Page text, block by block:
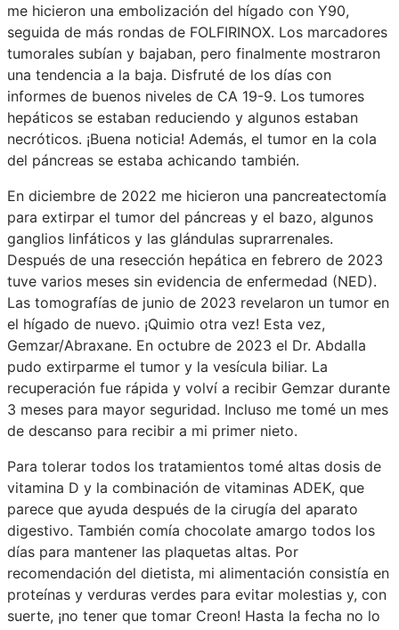
me hicieron una embolización del hígado con Y90,
seguida de más rondas de FOLFIRINOX. Los marcadores
tumorales subían y bajaban, pero finalmente mostraron
una tendencia a la baja. Disfruté de los días con
informes de buenos niveles de CA 19-9. Los tumores
hepáticos se estaban reduciendo y algunos estaban
necróticos. ¡Buena noticia! Además, el tumor en la cola
del páncreas se estaba achicando también.
En diciembre de 2022 me hicieron una pancreatectomía
para extirpar el tumor del páncreas y el bazo, algunos
ganglios linfáticos y las glándulas suprarrenales.
Después de una resección hepática en febrero de 2023
tuve varios meses sin evidencia de enfermedad (NED).
Las tomografías de junio de 2023 revelaron un tumor en
el hígado de nuevo. ¡Quimio otra vez! Esta vez,
Gemzar/Abraxane. En octubre de 2023 el Dr. Abdalla
pudo extirparme el tumor y la vesícula biliar. La
recuperación fue rápida y volví a recibir Gemzar durante
3 meses para mayor seguridad. Incluso me tomé un mes
de descanso para recibir a mi primer nieto.
Para tolerar todos los tratamientos tomé altas dosis de
vitamina D y la combinación de vitaminas ADEK, que
parece que ayuda después de la cirugía del aparato
digestivo. También comía chocolate amargo todos los
días para mantener las plaquetas altas. Por
recomendación del dietista, mi alimentación consistía en
proteínas y verduras verdes para evitar molestias y, con
suerte, ¡no tener que tomar Creon! Hasta la fecha no lo